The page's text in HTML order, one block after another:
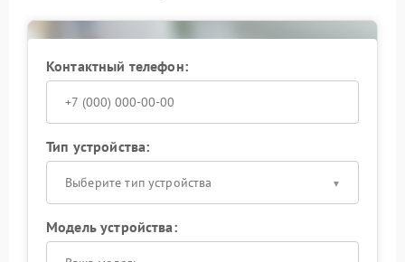
Контактный телефон:
Тип устройства:
Выберите тип устройства
Модель устройства: